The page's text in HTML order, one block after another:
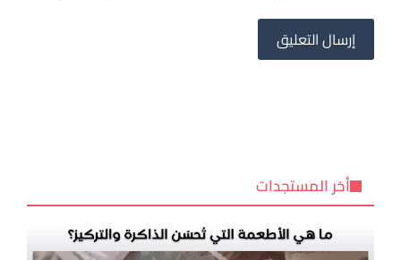
أخر المستجدات